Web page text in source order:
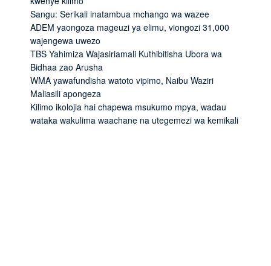
Sangu: Serikali inatambua mchango wa wazee
ADEM yaongoza mageuzi ya elimu, viongozi 31,000
wajengewa uwezo
TBS Yahimiza Wajasiriamali Kuthibitisha Ubora wa
Bidhaa zao Arusha
WMA yawafundisha watoto vipimo, Naibu Waziri
Maliasili apongeza
Kilimo ikolojia hai chapewa msukumo mpya, wadau
wataka wakulima waachane na utegemezi wa kemikali